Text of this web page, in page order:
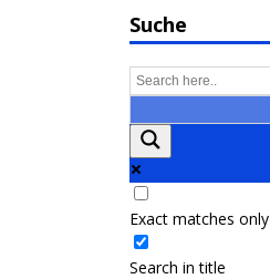
Suche
Exact matches only
Search in title